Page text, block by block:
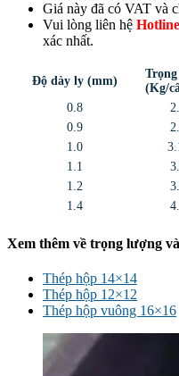
Giá này đã có VAT và
Vui lòng liên hệ
xác nhất.
Độ dày ly (mm)
(Kg/
0.8
0.9
1.0
1.1
1.2
1.4
Xem thêm về trọng lượng
Thép hộp 14×14
Thép hộp 12×12
Thép hộp vuông 16×16